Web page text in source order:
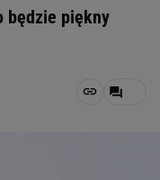
będzie piękny